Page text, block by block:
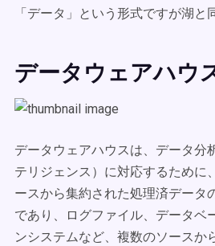
「データ」という形式ですが湖と
データウェアハウ
データウェアハウスは、データ分
テリジェンス）に対応するために
ースから集約された処理済データ
であり、ログファイル、データベ
ンシステムなど、複数のソースか